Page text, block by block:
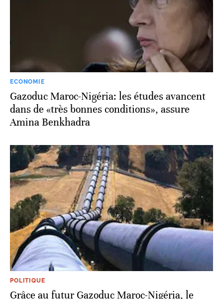
ECONOMIE
Gazoduc Maroc-Nigéria: les études avancent
dans de «très bonnes conditions», assure
Amina Benkhadra
POLITIQUE
Grâce au futur Gazoduc Maroc-Nigéria, le